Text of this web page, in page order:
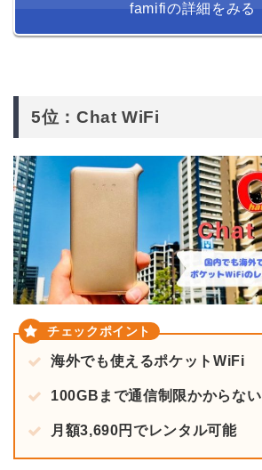
famifiの詳細をみる
5位：Chat WiFi
海外でも使えるポケットWiFi
100GBまで通信制限かからない
月額3,690円でレンタル可能